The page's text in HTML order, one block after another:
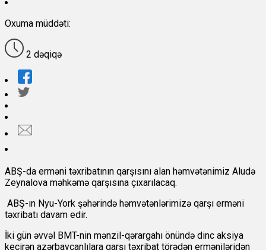
Oxuma müddəti:
2 dəqiqə
ABŞ-da erməni təxribatının qarşısını alan həmvətənimiz Aludə
Zeynalova məhkəmə qarşısına çıxarılacaq.
ABŞ-ın Nyu-York şəhərində həmvətənlərimizə qarşı erməni
təxribatı davam edir.
İki gün əvvəl BMT-nin mənzil-qərargahı önündə dinc aksiya
keçirən azərbaycanlılara qarşı təxribat törədən erməniləridən